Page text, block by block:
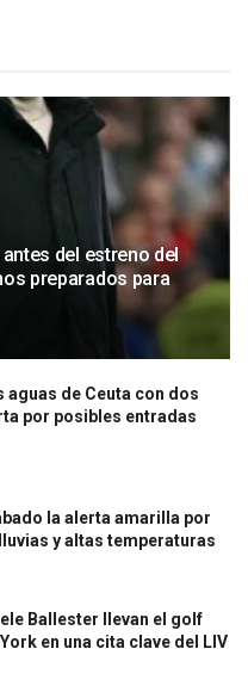
del estreno del
preparados para
aguas de Ceuta con dos
por posibles entradas
la alerta amarilla por
y altas temperaturas
Ballester llevan el golf
en una cita clave del LIV